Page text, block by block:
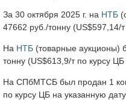
За 30 октября 2025 г. на НТБ
47662 руб./тонну (US$597,14/
На НТБ (товарные аукционы)
тонну (US$613,9/т по курсу ЦБ
На СПбМТСБ был продан 1
по курсу ЦБ на указанную